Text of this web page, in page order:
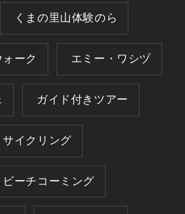
くまの里山体験のら
ォーク エミー・ワシヅ
ガイド付きツアー
サイクリング
ビーチコーミング